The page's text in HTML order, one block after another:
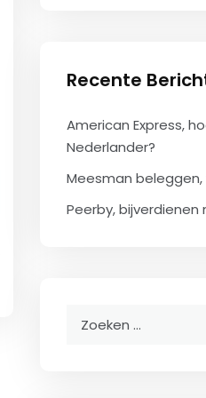
Recente
American Express,
Nederlander?
Meesman
Peerby, bijverdienen